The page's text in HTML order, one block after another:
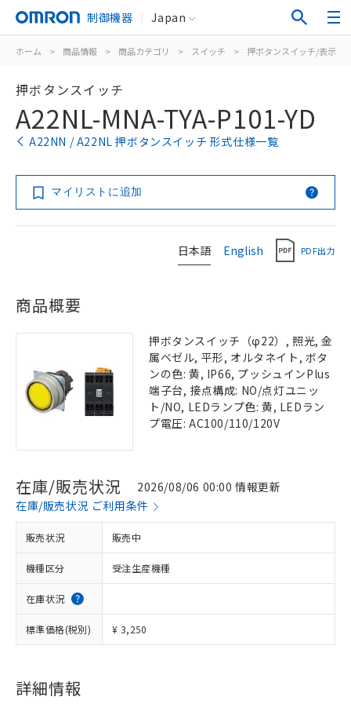
制御機器 Japan
ホーム > 商品情報 > 商品カテゴリ > スイッチ > 押ボタンスイッチ/表示灯
押ボタンスイッチ
A22NL-MNA-TYA-P101-YD
A22NN / A22NL 押ボタンスイッチ 形式仕様一覧
マイリストに追加
日本語 English PDF出力
商品概要
押ボタンスイッチ（φ22）, 照光, 金
属ベゼル, 平形, オルタネイト, ボタ
ンの色: 黄, IP66, プッシュインPlus
端子台, 接点構成: NO/点灯ユニッ
ト/NO, LEDランプ色: 黄, LEDラン
プ電圧: AC100/110/120V
在庫/販売状況
2026/08/06 00:00 情報更新
在庫/販売状況 ご利用条件
販売状況 販売中
機種区分 受注生産機種
在庫状況
標準価格(税別) ¥ 3,250
詳細情報